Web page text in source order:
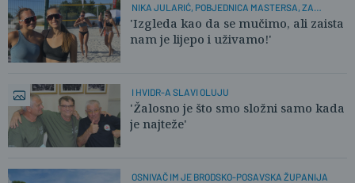
NIKA JULARIĆ, POBJEDNICA MASTERSA, ZA
PLUSPORTAL:
'Izgleda kao da se mučimo, ali zaista
nam je lijepo i uživamo!'
I HVIDR-A SLAVI OLUJU
'Žalosno je što smo složni samo kada
je najteže'
OSNIVAČ IM JE BRODSKO-POSAVSKA ŽUPANIJA